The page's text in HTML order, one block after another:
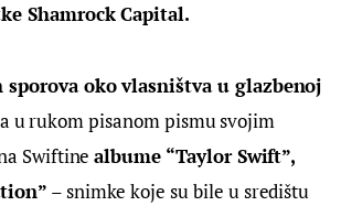
Shamrock Capital.
oko vlasništva u glazbenoj
u rukom pisanom pismu svojim
Swiftine albume “Taylor Swift”,
– snimke koje su bile u središtu